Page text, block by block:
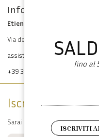
Info contatti
Etienne srl
Via dei Mille, 47 80121 Napoli
+39 333 574 1398
Iscriviti alla
Sarai sempre aggiornato su
fino al
ISCRIVITI